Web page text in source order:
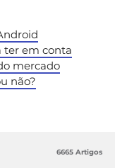
ter em conta
mercado
não?
6665 Artigos